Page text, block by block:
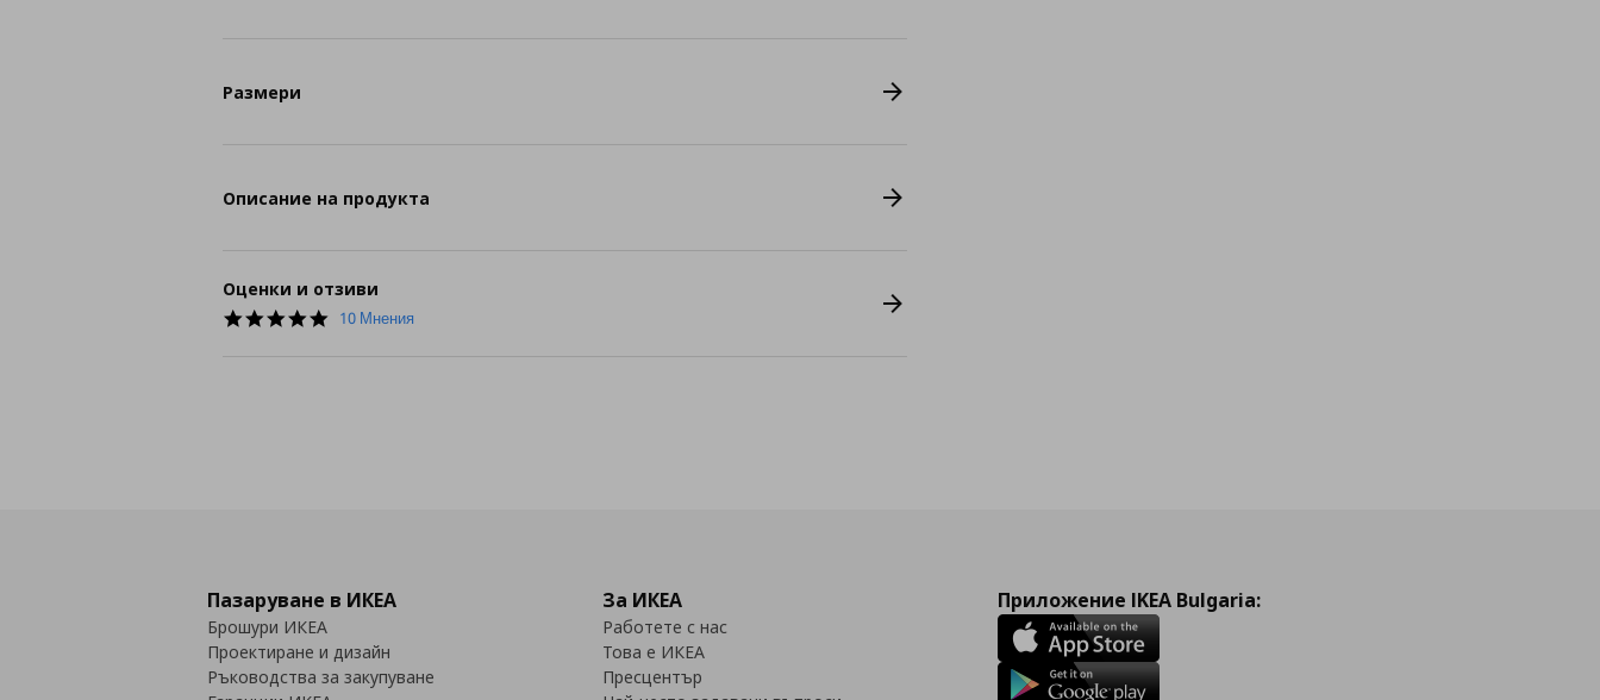
Размери
Описание на продукта
Оценки и отзиви
5.0
10 Мнения
Пазаруване в ИКЕА
Брошури ИКЕА
Проектиране и дизайн
Ръководства за закупуване
За ИКЕА
Работете с нас
Това е ИКЕА
Пресцентър
Приложение IKEA Bulgaria: